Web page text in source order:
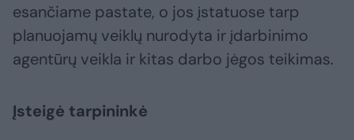
esančiame pastate, o jos įstatuose tarp
planuojamų veiklų nurodyta ir įdarbinimo
agentūrų veikla ir kitas darbo jėgos teikimas.
Įsteigė tarpininkė